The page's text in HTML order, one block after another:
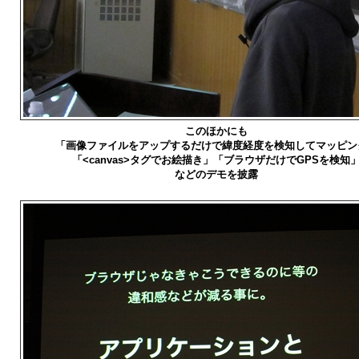
このほかにも
「画像ファイルをアップするだけで緯度経度を検知してマッピ
「<canvas>タグでお絵描き」「ブラウザだけでGPSを検知
などのデモを披露